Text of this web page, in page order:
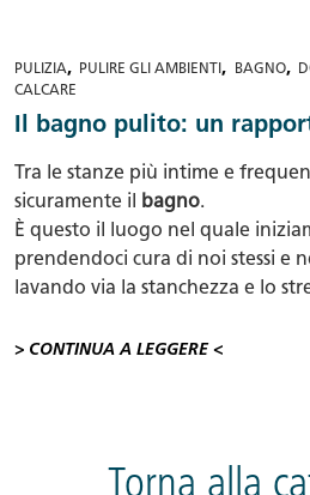
PULIZIA, PULIRE GLI AMBIENTI , BAGNO,
CALCARE
Il bagno pulito: un
Tra le stanze più intime e
sicuramente il bagno.
È questo il luogo nel quale
prendendoci cura di noi stessi e
lavando via la stanchezza e lo
> CONTINUA A LEGGERE <